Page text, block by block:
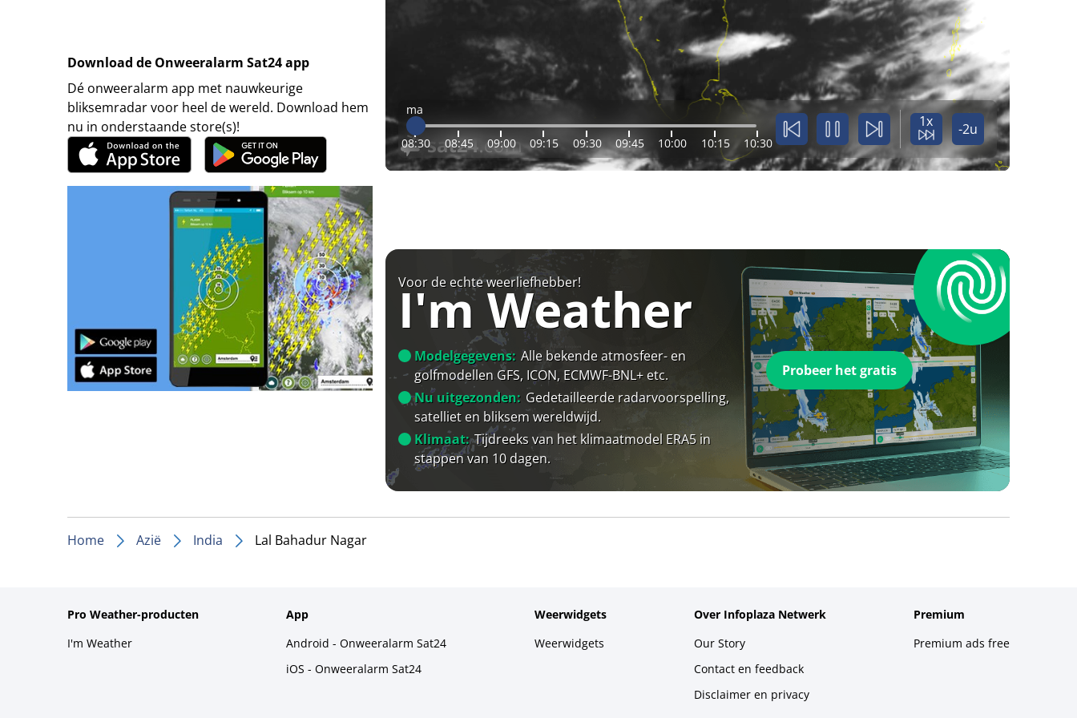
Download de Onweeralarm Sat24 app
Dé onweeralarm app met nauwkeurige
bliksemradar voor heel de wereld. Download hem
nu in onderstaande store(s)!
ma
08:30 08:45 09:00 09:15 09:30 09:45 10:00 10:15 10:30
1x -2u
Voor de echte weerliefhebber!
I'm Weather
Modelgegevens: Alle bekende atmosfeer- en
golfmodellen GFS, ICON, ECMWF-BNL+ etc.
Nu uitgezonden: Gedetailleerde radarvoorspelling,
satelliet en bliksem wereldwijd.
Klimaat: Tijdreeks van het klimaatmodel ERA5 in
stappen van 10 dagen.
Probeer het gratis
Home Azië India Lal Bahadur Nagar
Pro Weather-producten
I'm Weather
App
Android - Onweeralarm Sat24
iOS - Onweeralarm Sat24
Weerwidgets
Weerwidgets
Over Infoplaza Netwerk
Our Story
Contact en feedback
Disclaimer en privacy
Premium
Premium ads free